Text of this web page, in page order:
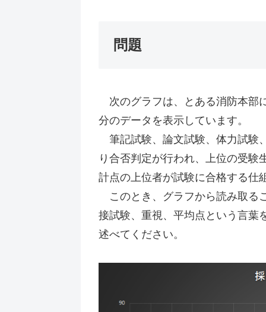
問題
次のグラフは、とある消防本部
分のデータを表示しています。
筆記試験、論文試験、体力試験
り合否判定が行われ、上位の受
計点の上位者が試験に合格する仕
このとき、グラフから読み取る
接試験、重視、平均点という言葉
述べてください。